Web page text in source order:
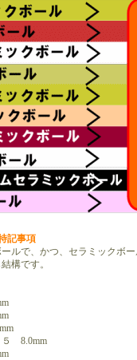
記事項
ルで、かつ、セラミックボ
構です。
8.0mm